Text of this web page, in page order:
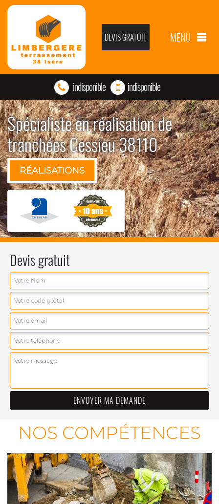
DEVIS GRATUIT MENU
indisponible indisponible
Spécialiste en réalisation de
tranchées Cessieu 38110
RÉALISATIONS
Devis gratuit
NOS COMPÉTENCES